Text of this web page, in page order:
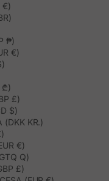
€)
₱)
€)
₾)
£)
$)
(DKK KR.)
€)
Q)
£)